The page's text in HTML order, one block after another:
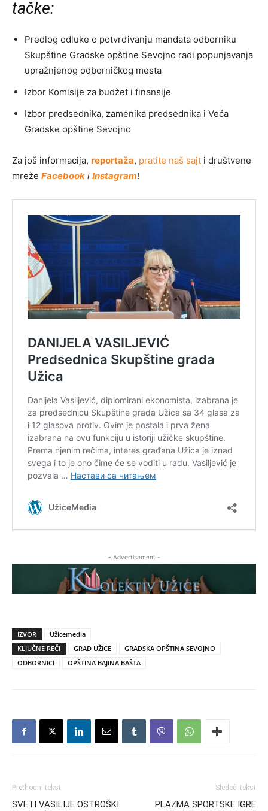
tačke:
Predlog odluke o potvrđivanju mandata odborniku
Skupštine Gradske opštine Sevojno radi popunjavanja
upražnjenog odborničkog mesta
Izbor Komisije za budžet i finansije
Izbor predsednika, zamenika predsednika i Veća
Gradske opštine Sevojno
Za još informacija, reportaža, pratite naš sajt i društvene
mreže Facebook i Instagram!
- Advertisement -
IZVOR
Užicemedia
KLJUČNE REČI
GRAD UŽICE
GRADSKA OPŠTINA SEVOJNO
ODBORNICI
OPŠTINA BAJINA BAŠTA
Prethodni tekst
SVETI VASILIJE OSTROŠKI
Sledeći tekst
PLAZMA SPORTSKE IGRE